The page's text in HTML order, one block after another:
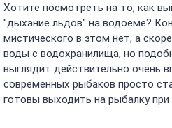
Хотите посмотреть на то, как
"дыхание льдов" на водоеме?
мистического в этом нет, а
воды с водохранилища, но
выглядит действительно очень
современных рыбаков просто
готовы выходить на рыбалку